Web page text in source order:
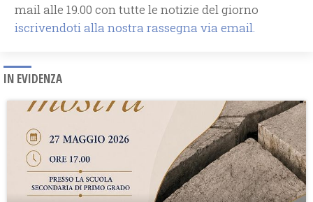
mail alle 19.00 con tutte le notizie del giorno
iscrivendoti alla nostra rassegna via email.
IN EVIDENZA